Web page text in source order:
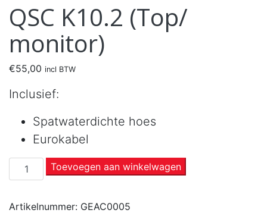
QSC K10.2 (Top/
monitor)
€55,00 incl BTW
Inclusief:
Spatwaterdichte hoes
Eurokabel
Toevoegen aan winkelwagen
Artikelnummer: GEAC0005